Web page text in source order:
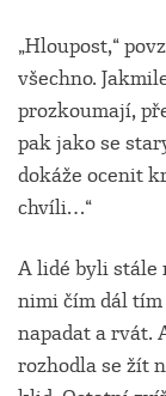
„Hloupost,“
všechno.
prozkoumají,
pak jako se
dokáže ocenit
chvíli…“
A lidé byli stále
nimi čím dál tím
napadat a rvát.
rozhodla se žít